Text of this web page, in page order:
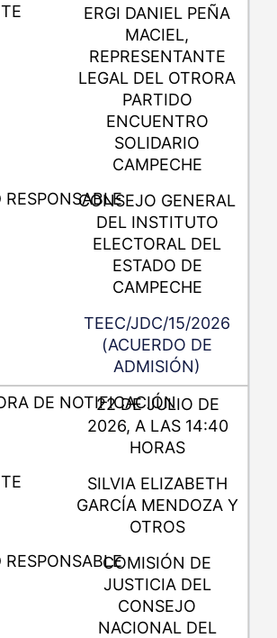
ERGI DANIEL PEÑA
MACIEL,
REPRESENTANTE
LEGAL DEL OTRORA
PARTIDO
ENCUENTRO
SOLIDARIO
CAMPECHE
CONSEJO GENERAL
DEL INSTITUTO
ELECTORAL DEL
ESTADO DE
CAMPECHE
TEEC/JDC/15/2026
(ACUERDO DE
ADMISIÓN)
22 DE JULIO DE
2026, A LAS 14:40
HORAS
SILVIA ELIZABETH
GARCÍA MENDOZA Y
OTROS
COMISIÓN DE
JUSTICIA DEL
CONSEJO
NACIONAL DEL